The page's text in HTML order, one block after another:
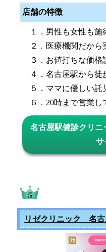
店舗の特徴
１．男性も女性も施
２．医療機関だから
３．お値打ちな価格
４．名古屋駅から徒
５．ママに優しい託
６．20時まで営業し
名古屋駅健診クリニ
サ
リゼクリニック 名古